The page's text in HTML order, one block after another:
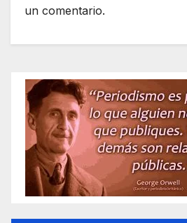
un comentario.